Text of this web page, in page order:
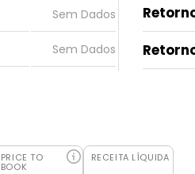
PRICE TO
BOOK
RECEITA LÍQUIDA